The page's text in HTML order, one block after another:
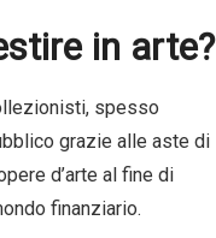
in arte?
spesso
grazie alle aste di
d’arte al fine di
finanziario.